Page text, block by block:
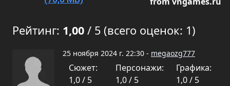
Рейтинг: 1,00 / 5 (всего оценок: 1)
25 ноября 2024 г. 22:30 - megaozg777
Сюжет:
1,0 / 5
Персонажи:
1,0 / 5
Графика:
1,0 / 5